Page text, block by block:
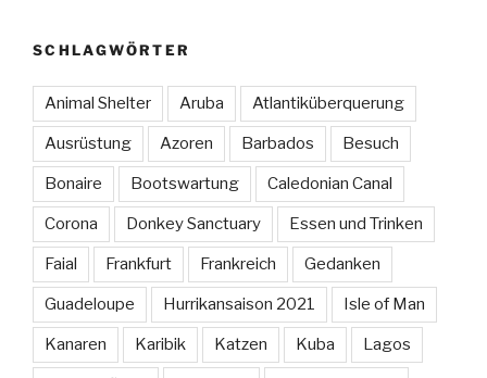
SCHLAGWÖRTER
Animal Shelter Aruba Atlantiküberquerung
Ausrüstung Azoren Barbados Besuch
Bonaire Bootswartung Caledonian Canal
Corona Donkey Sanctuary Essen und Trinken
Faial Frankfurt Frankreich Gedanken
Guadeloupe Hurrikansaison 2021 Isle of Man
Kanaren Karibik Katzen Kuba Lagos